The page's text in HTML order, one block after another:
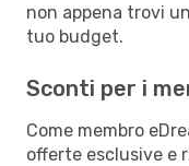
non appena trovi
tuo budget.
Sconti per i
Come membro
offerte esclusive e